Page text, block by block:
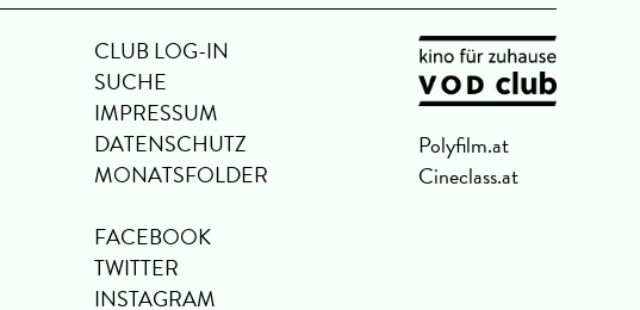
CLUB LOG-IN
SUCHE
IMPRESSUM
DATENSCHUTZ
MONATSFOLDER
FACEBOOK
TWITTER
INSTAGRAM
Polyfilm.at
Cineclass.at